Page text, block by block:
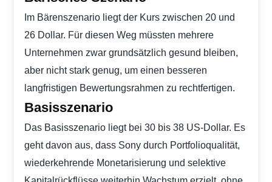
Im Bärenszenario liegt der Kurs zwischen 20 und
26 Dollar. Für diesen Weg müssten mehrere
Unternehmen zwar grundsätzlich gesund bleiben,
aber nicht stark genug, um einen besseren
langfristigen Bewertungsrahmen zu rechtfertigen.
Basisszenario
Das Basisszenario liegt bei 30 bis 38 US-Dollar. Es
geht davon aus, dass Sony durch Portfolioqualität,
wiederkehrende Monetarisierung und selektive